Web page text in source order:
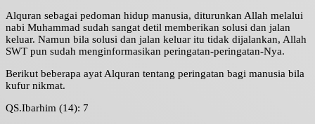
Alquran sebagai pedoman hidup manusia, diturunkan Allah melalui
nabi Muhammad sudah sangat detil memberikan solusi dan jalan
keluar. Namun bila solusi dan jalan keluar itu tidak dijalankan, Allah
SWT pun sudah menginformasikan peringatan-peringatan-Nya.
Berikut beberapa ayat Alquran tentang peringatan bagi manusia bila
kufur nikmat.
QS.Ibarhim (14): 7